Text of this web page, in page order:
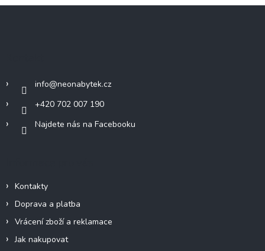
info@neonabytek.cz
+420 702 007 190
Najdete nás na Facebooku
Kontakty
Doprava a platba
Vrácení zboží a reklamace
Jak nakupovat